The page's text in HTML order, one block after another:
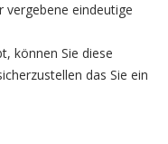
vergebene eindeutige
können Sie diese
das Sie ein